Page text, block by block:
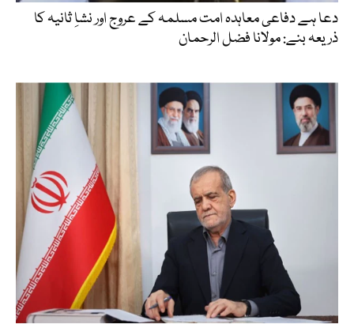
دعا ہے دفاعی معاہدہ امت مسلمہ کے عروج اور نشاِ ثانیہ کا
ذریعہ بنے: مولانا فضل الرحمان